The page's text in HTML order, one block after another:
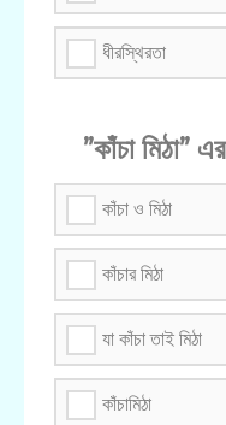
ধীরস্থিরতা
”কাঁচা মিঠা”
কাঁচা ও মিঠা
কাঁচার মিঠা
যা কাঁচা তাই মিঠা
কাঁচামিঠা